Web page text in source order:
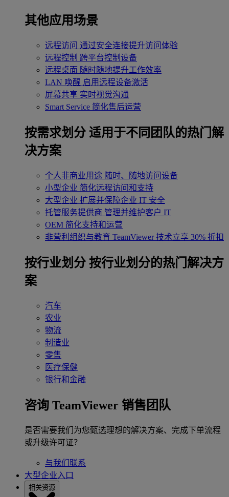
其他应用场景
远程访问 通过安全连接提升访问体验
远程控制 跨平台控制设备
远程桌面 随时随地提升工作效率
LAN 唤醒 启用远程设备激活
屏幕共享 实时视觉沟通
Smart Service 简化售后运营
按需求划分 适用于不同团队的热门解
决方案
个人非商业用途 随时、随地访问设备
小型企业 简化远程访问和支持
大型企业 扩展并保障企业 IT 安全
托管服务提供商 管理并维护客户 IT
OEM 简化支持和运营
非营利组织与教育 TeamViewer 技术立享 30% 折扣
‌按行业划分 按行业划分的热门解决方
案
汽车
农业
物流
制造业
零售
医疗保健
银行和金融
咨询 TeamViewer 销售团队
是否需要我们为您甄选理想的解决方案、完成下单流程
或升级许可证？
与我们联系
大型企业入口
相关资源